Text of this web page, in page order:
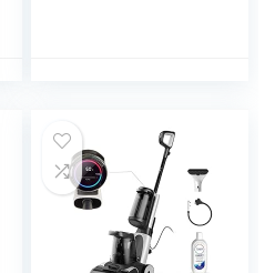
Zwart/Groen/Tran
sparant -15585